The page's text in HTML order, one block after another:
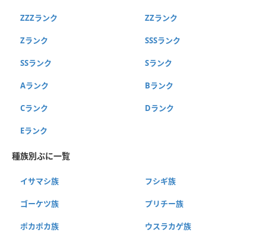
ZZZランク ZZランク
Zランク SSSランク
SSランク Sランク
Aランク Bランク
Cランク Dランク
Eランク
種族別ぷに一覧
イサマシ族 フシギ族
ゴーケツ族 プリチー族
ポカポカ族 ウスラカゲ族